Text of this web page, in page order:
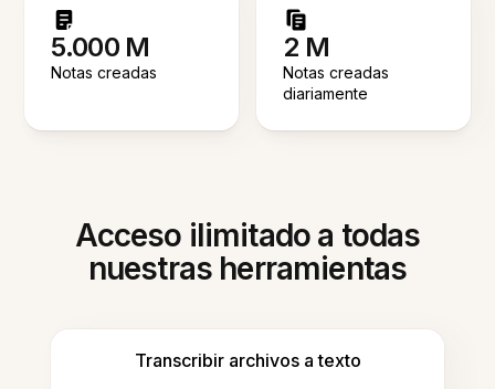
5.000 M
Notas creadas
2 M
Notas creadas
diariamente
Acceso ilimitado a todas
nuestras herramientas
Transcribir archivos a texto